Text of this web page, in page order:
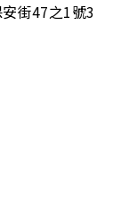
街47之1號3